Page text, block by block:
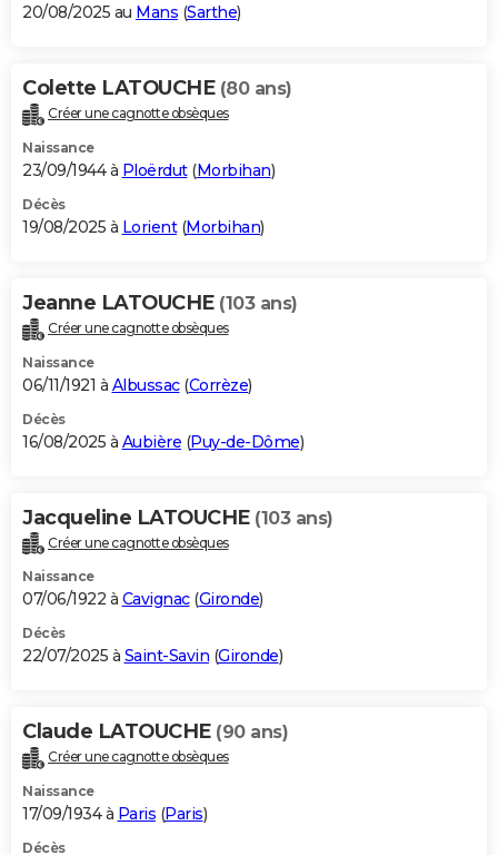
20/08/2025 au Mans (Sarthe)
Colette LATOUCHE (80 ans)
Créer une cagnotte obsèques
Naissance
23/09/1944 à Ploërdut(Morbihan)
Décès
19/08/2025 à Lorient(Morbihan)
Jeanne LATOUCHE (103 ans)
Créer une cagnotte obsèques
Naissance
06/11/1921 à Albussac(Corrèze)
Décès
16/08/2025 à Aubière (Puy-de-Dôme)
Jacqueline LATOUCHE (103 ans)
Créer une cagnotte obsèques
Naissance
07/06/1922 à Cavignac(Gironde)
Décès
22/07/2025 à Saint-Savin (Gironde)
Claude LATOUCHE (90 ans)
Créer une cagnotte obsèques
Naissance
17/09/1934 à Paris (Paris)
Décès